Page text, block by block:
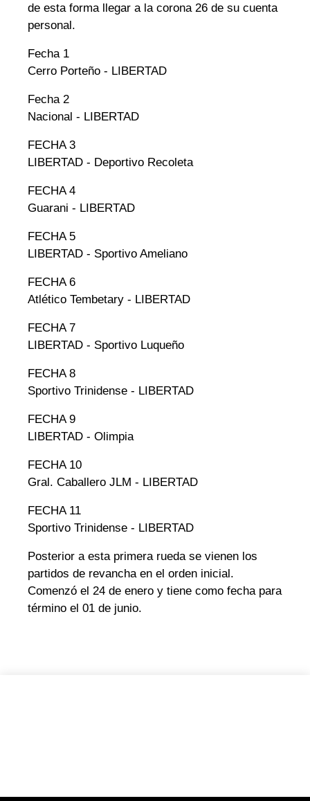
de esta forma llegar a la corona 26 de su cuenta
personal.
Fecha 1
Cerro Porteño - LIBERTAD
Fecha 2
Nacional - LIBERTAD
FECHA 3
LIBERTAD - Deportivo Recoleta
FECHA 4
Guarani - LIBERTAD
FECHA 5
LIBERTAD - Sportivo Ameliano
FECHA 6
Atlético Tembetary - LIBERTAD
FECHA 7
LIBERTAD - Sportivo Luqueño
FECHA 8
Sportivo Trinidense - LIBERTAD
FECHA 9
LIBERTAD - Olimpia
FECHA 10
Gral. Caballero JLM - LIBERTAD
FECHA 11
Sportivo Trinidense - LIBERTAD
Posterior a esta primera rueda se vienen los
partidos de revancha en el orden inicial.
Comenzó el 24 de enero y tiene como fecha para
término el 01 de junio.